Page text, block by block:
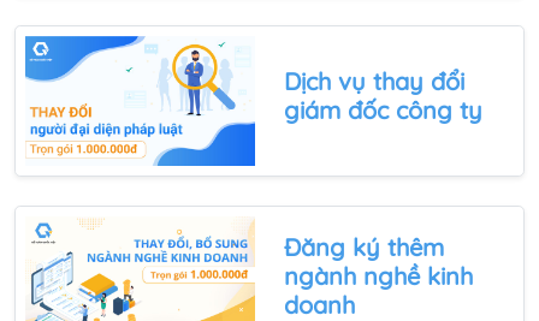
Dịch vụ thay đổi
giám đốc công ty
Đăng ký thêm
ngành nghề kinh
doanh